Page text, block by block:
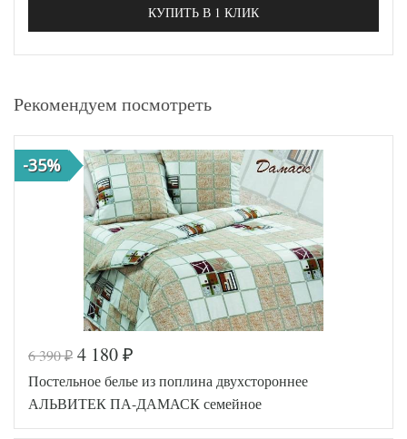
КУПИТЬ В 1 КЛИК
Рекомендуем посмотреть
-35%
6 390₽ 4 180 ₽
Постельное белье из поплина двухстороннее
АЛЬВИТЕК ПА-ДАМАСК семейное